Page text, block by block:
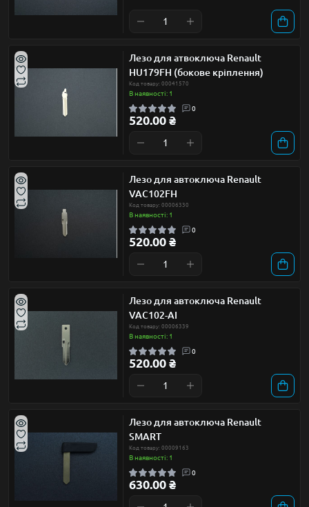
Лезо для атвоключа Renault
HU179FH (бокове кріплення)
Код товару: 00041570
В наявності: 1
0
520.00 ₴
Лезо для автоключа Renault
VAC102FH
Код товару: 00006330
В наявності: 1
0
520.00 ₴
Лезо для автоключа Renault
VAC102-AI
Код товару: 00006339
В наявності: 1
0
520.00 ₴
Лезо для автоключа Renault
SMART
Код товару: 00009163
В наявності: 1
0
630.00 ₴